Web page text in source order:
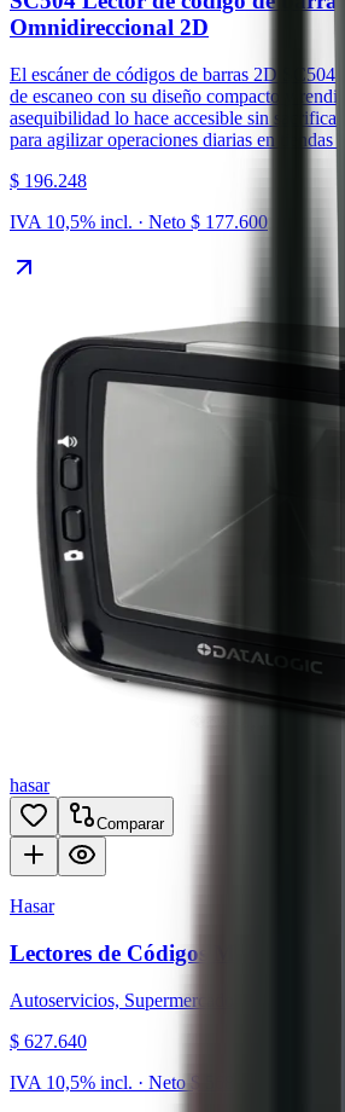
Omnidireccional 2D
El escáner de códigos de barras 2D SC504
de escaneo con su diseño compacto y
asequibilidad lo hace accesible sin
para agilizar operaciones diarias en tiendas
$ 196.248
IVA 10,5% incl. · Neto $ 177.600
hasar
Comparar
Hasar
Lectores de Códigos Magellan
Autoservicios, Supermercados
$ 627.640
IVA 10,5% incl. · Neto